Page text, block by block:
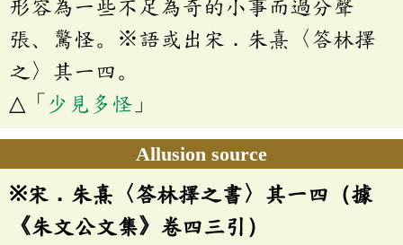
形容為一些不足為奇的小事而過分聲
張、驚怪。※語或出宋．朱熹〈答林擇
之〉其一四。
△「 少見多怪 」
Allusion source
※宋．朱熹〈答林擇之書〉其一四（據
《朱文公文集》卷四三引）